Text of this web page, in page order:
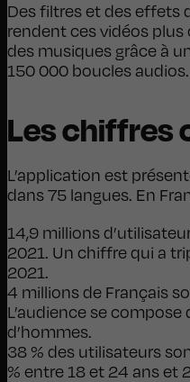
Des filtres et des effets
rendent ces vidéos
des musiques grâce à
150 000 boucles audios.
Les chiffres
L’application est
dans 75 langues. En
14,9 millions
2021. Un chiffre qui a
2021.
4 millions de Français
L’audience se
d’hommes.
38 % des utilisateurs
% entre 18 et 24 ans et